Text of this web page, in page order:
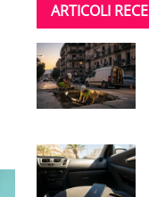
ARTICOLI